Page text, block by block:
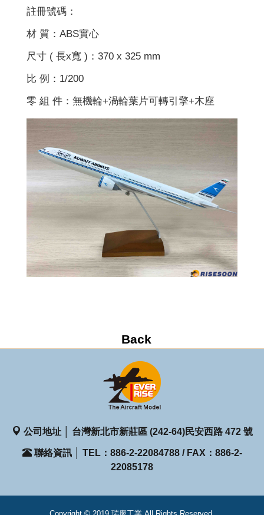
註冊號碼：
材 質：ABS實心
尺寸 ( 長x寬 )：370 x 325 mm
比 例：1/200
零 組 件：無機輪+渦輪葉片可轉引擎+木座
公司地址 │ 台灣新北市新莊區 (242-64)民安西路 472 號
聯絡資訊 │ TEL：886-2-22084788 / FAX：886-2-
22085178
Copyright © 2019 瑞慶工業 All Rights Reserved.